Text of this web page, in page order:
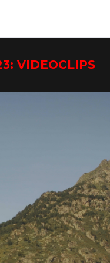
VIDEOCLIPS